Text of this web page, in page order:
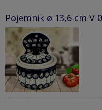
Pojemnik ø 13,6 cm V